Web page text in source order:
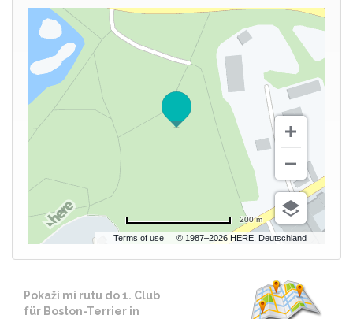
Terms of use © 1987–2026 HERE, Deutschland
200 m
Pokaži mi rutu do 1. Club
für Boston-Terrier in